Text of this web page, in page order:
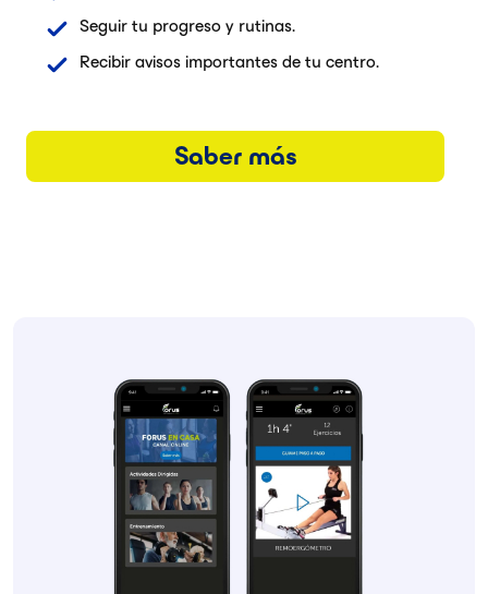
Seguir tu progreso y rutinas.
Recibir avisos importantes de tu centro.
Saber más